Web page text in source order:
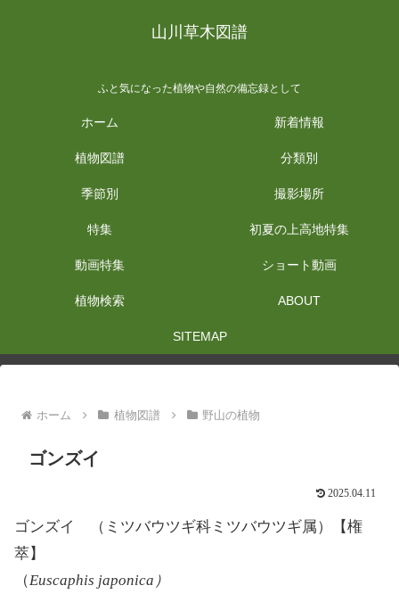
山川草木図譜
ふと気になった植物や自然の備忘録として
ホーム 新着情報
植物図譜 分類別
季節別 撮影場所
特集 初夏の上高地特集
動画特集 ショート動画
植物検索 ABOUT
SITEMAP
ホーム 植物図譜 野山の植物
ゴンズイ
2025.04.11
ゴンズイ （ミツバウツギ科ミツバウツギ属）【権
萃】
（Euscaphis japonica）